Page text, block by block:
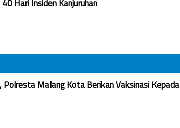
Hari Insiden Kanjuruhan
Malang Kota Berikan Vaksinasi Kepada